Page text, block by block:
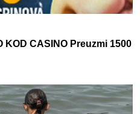
KOD CASINO Preuzmi 1500